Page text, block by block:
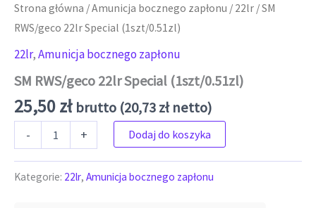
Strona główna /Amunicja bocznego zapłonu / 22lr / SM
RWS/geco 22lr Special (1szt/0.51zl)
22lr,Amunicja bocznego zapłonu
SM RWS/geco 22lr Special (1szt/0.51zl)
25,50zł brutto (20,73złnetto)
-
ilość SM RWS/geco 22lr Special (1szt/0.51zl)
+ Dodaj do koszyka
Kategorie: 22lr, Amunicja bocznego zapłonu